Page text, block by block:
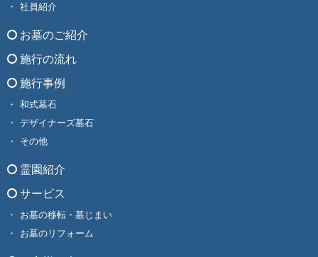
社員紹介
お墓のご紹介
施行の流れ
施行事例
和式墓石
デザイナーズ墓石
その他
霊園紹介
サービス
お墓の移転・墓じまい
お墓のリフォーム